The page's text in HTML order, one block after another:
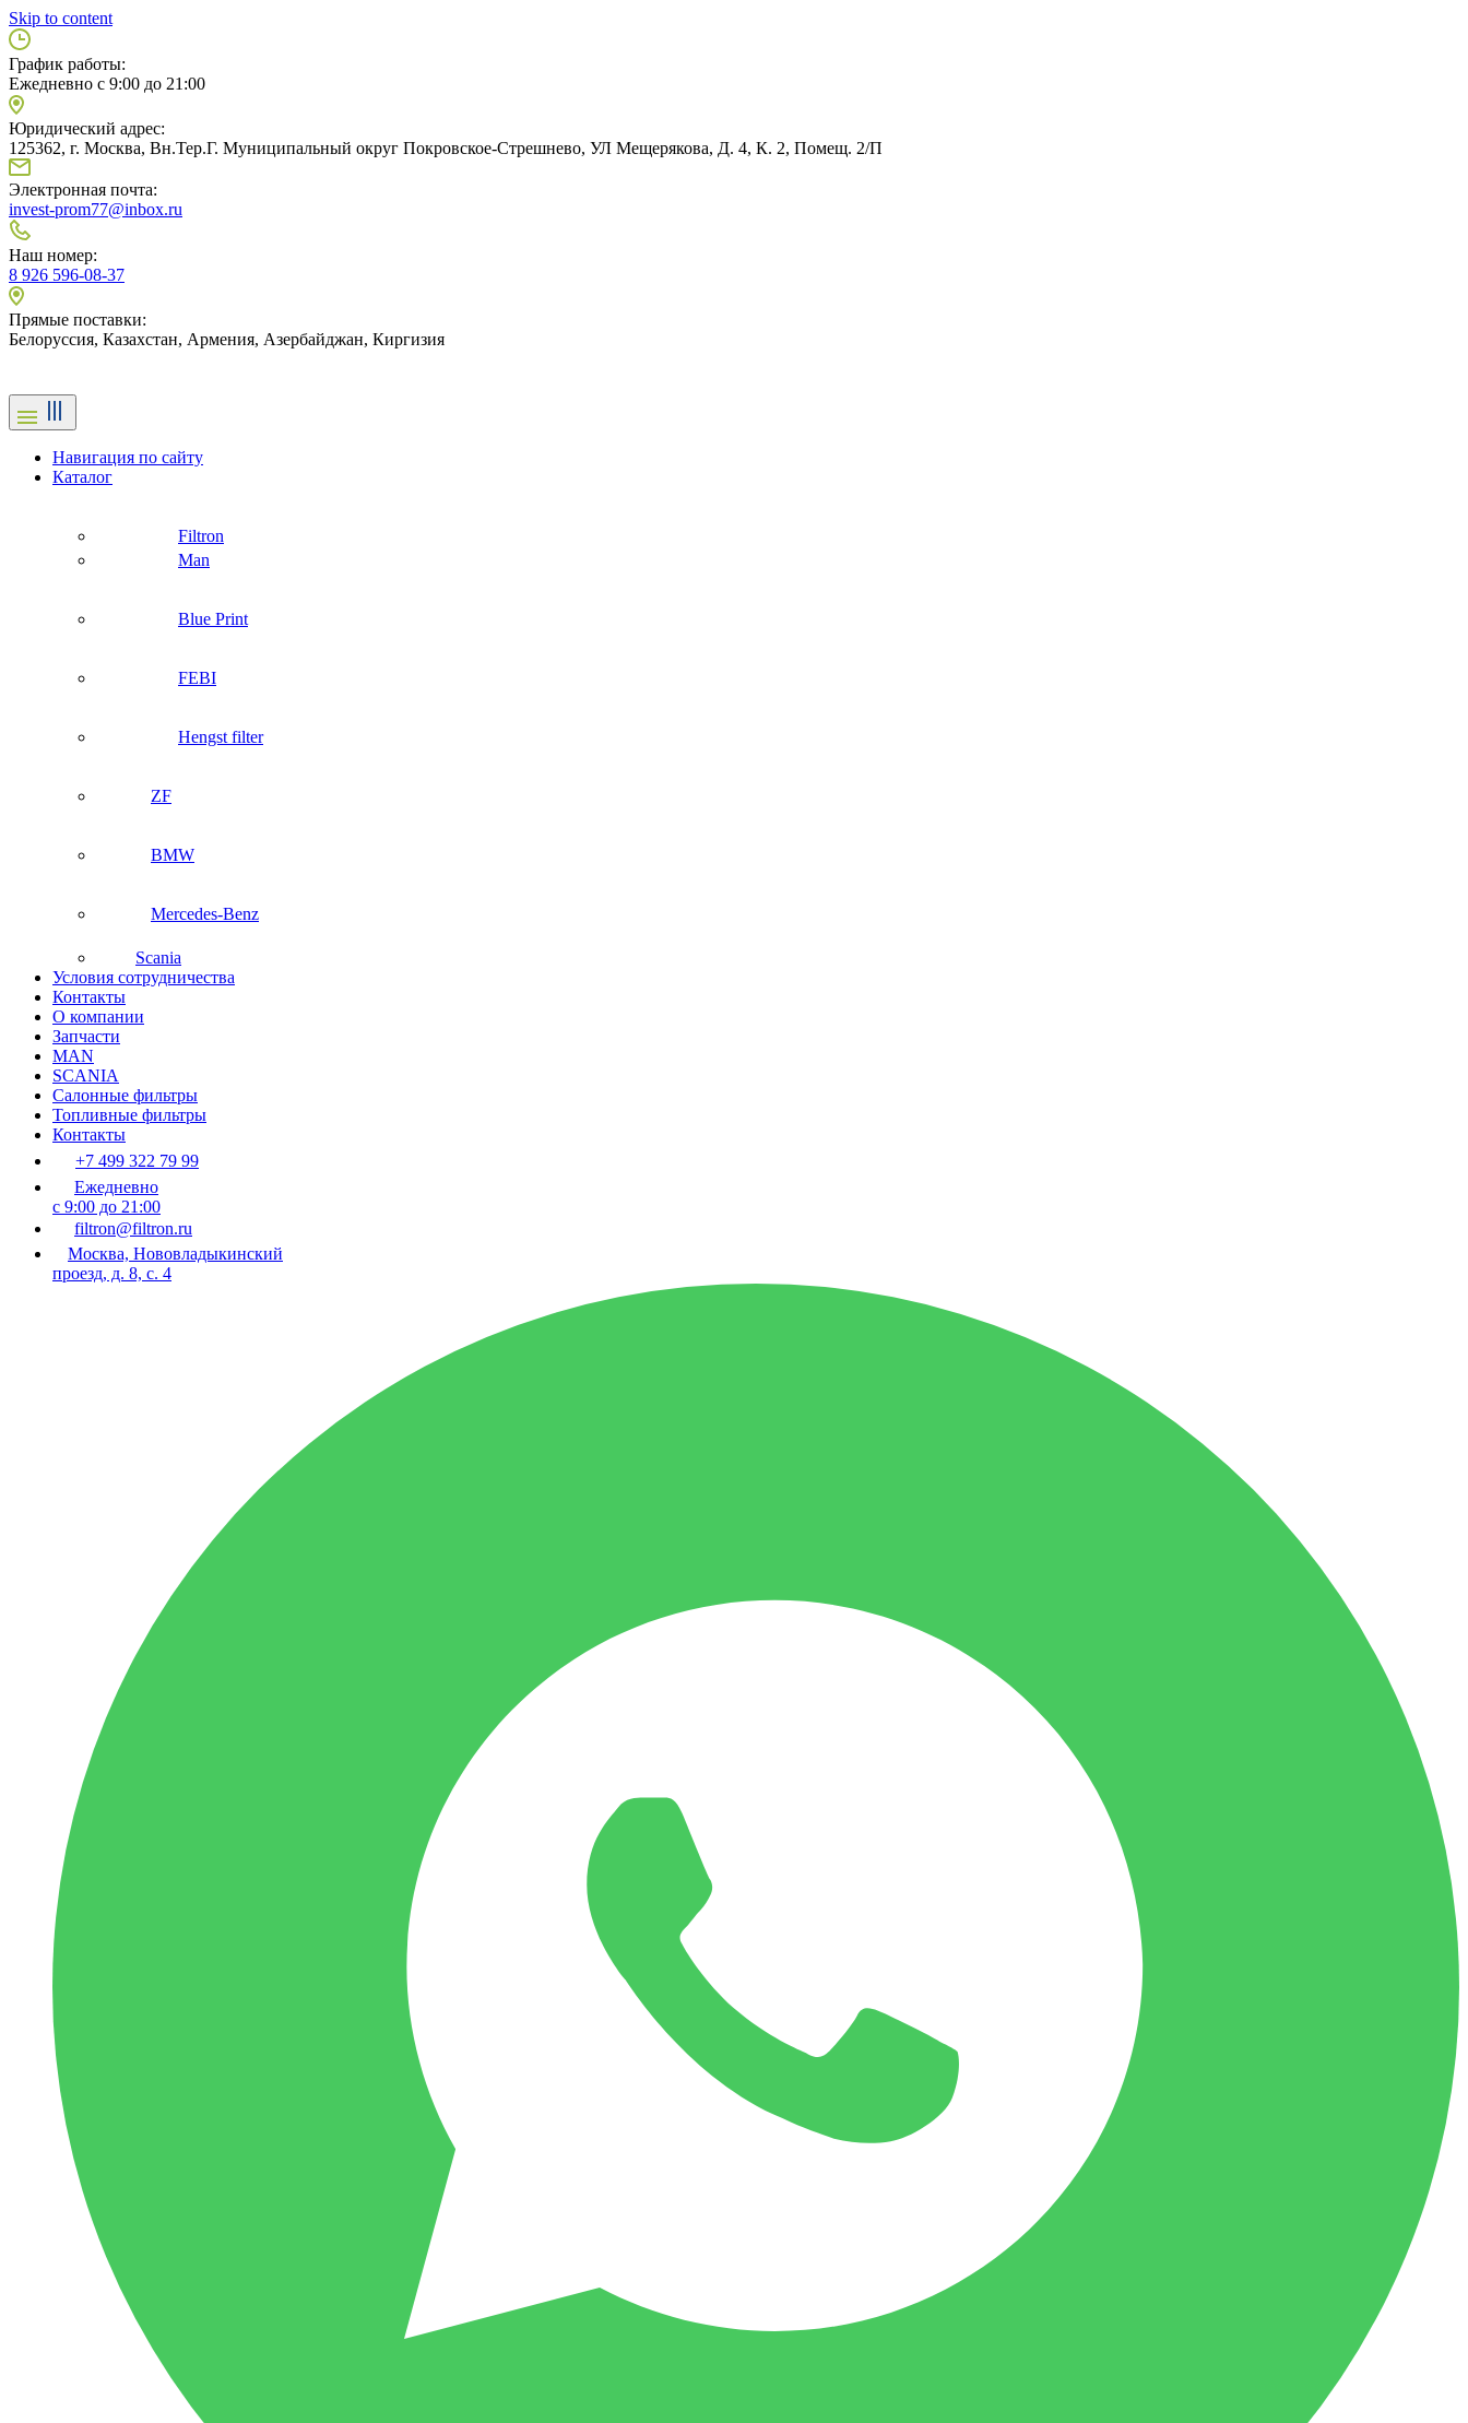
Skip to content
График работы:
Ежедневно с 9:00 до 21:00
Юридический адрес:
125362, г. Москва, Вн.Тер.Г. Муниципальный округ Покровское-Стрешнево, УЛ Мещерякова, Д. 4, К. 2, Помещ. 2/П
Электронная почта:
invest-prom77@inbox.ru
Наш номер:
8 926 596-08-37
Прямые поставки:
Белоруссия, Казахстан, Армения, Азербайджан, Киргизия
Навигация по сайту
Каталог
Filtron
Man
Blue Print
FEBI
Hengst filter
ZF
BMW
Mercedes-Benz
Scania
Условия сотрудничества
Контакты
О компании
Запчасти
MAN
SCANIA
Салонные фильтры
Топливные фильтры
Контакты
+7 499 322 79 99
Ежедневно
с 9:00 до 21:00
filtron@filtron.ru
Москва, Нововладыкинский
проезд, д. 8, с. 4